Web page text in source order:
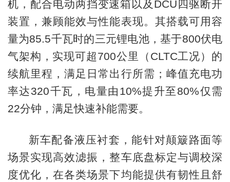
机，配合电动两挡变速箱以及DCU四驱断开
装置，兼顾能效与性能表现。其搭载可用容
量为85.5千瓦时的三元锂电池，基于800伏电
气架构，实现可超700公里（CLTC工况）的
续航里程，满足日常出行所需；峰值充电功
率达320千瓦，电量由10%提升至80%仅需
22分钟，满足快速补能需要。
新车配备液压衬套，能针对颠簸路面等
场景实现高效滤振，整车底盘标定与调校深
度优化，在各类场景下均能提供有韧性且舒